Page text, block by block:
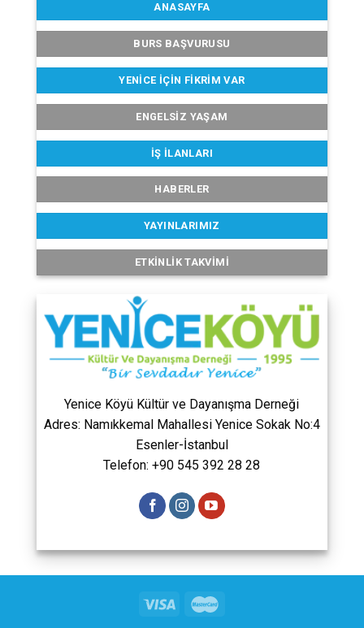
ANASAYFA
BURS BAŞVURUSU
YENICE İÇIN FIKRIM VAR
ENGELSIZ YAŞAM
İŞ İLANLARI
HABERLER
YAYINLARIMIZ
ETKINLIK TAKVIMI
Yenice Köyü Kültür ve Dayanışma Derneği
Adres: Namıkkemal Mahallesi Yenice Sokak No:4
Esenler-İstanbul
Telefon: +90 545 392 28 28